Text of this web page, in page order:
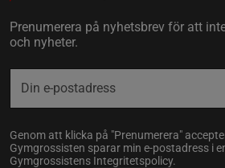
Prenumerera på nyhetsbrev för att
och nyheter.
Genom att klicka på "Prenumerera"
Gymgrossisten sparar min e-postadress i
Gymgrossistens Integritetspolicy.